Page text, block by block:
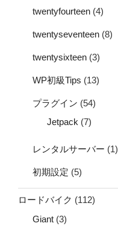
twentyfourteen (4)
twentyseventeen (8)
twentysixteen (3)
WP初級Tips (13)
プラグイン (54)
Jetpack (7)
レンタルサーバー (1)
初期設定 (5)
ロードバイク (112)
Giant (3)